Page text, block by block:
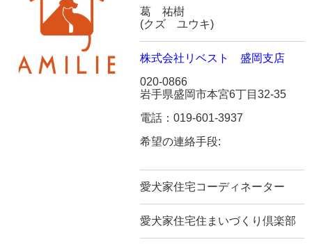
葛 祐樹
(クズ ユウキ)
株式会社リベスト 盛岡支店
020-0866
岩手県盛岡市本宮6丁目32-35
電話：019-601-3937
希望の連絡手段:
愛犬家住宅コーディネーター
愛犬家住宅住まいづくり倶楽部